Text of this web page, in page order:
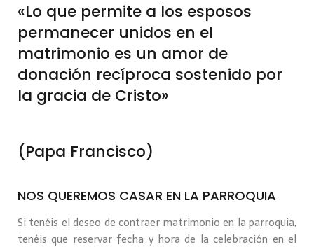
«Lo que permite a los esposos
permanecer unidos en el
matrimonio es un amor de
donación recíproca sostenido por
la gracia de Cristo»
(Papa Francisco)
NOS QUEREMOS CASAR EN LA PARROQUIA
Si tenéis el deseo de contraer matrimonio en la parroquia,
tenéis que reservar fecha y hora de la celebración en el